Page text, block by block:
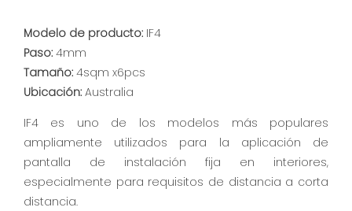
Modelo de producto: IF4
Paso: 4mm
Tamaño: 4sqm x6pcs
Ubicación: Australia
IF4 es uno de los modelos más populares
ampliamente utilizados para la aplicación de
pantalla de instalación fija en interiores,
especialmente para requisitos de distancia a corta
distancia.